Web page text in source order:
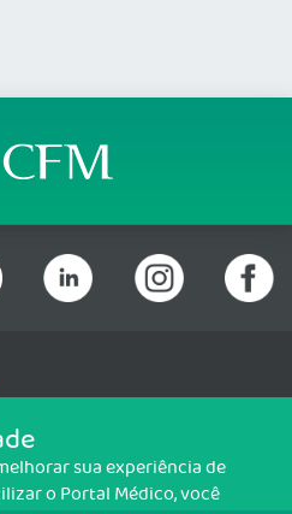
Sul, Brasília/DF - CEP: 70200-760 -
sua experiência de
o Portal Médico, você